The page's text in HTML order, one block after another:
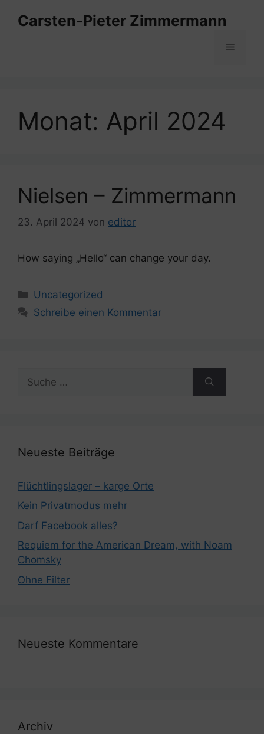
InhaltCarsten-Pieter Zimmermann
Menü
Monat: April 2024
Nielsen – Zimmermann
23. April 2024 von editor
How saying „Hello“ can change your day.
Kategorien
Uncategorized
Schreibe einen Kommentar
nach:
Neueste Beiträge
Flüchtlingslager – karge Orte
Kein Privatmodus mehr
Darf Facebook alles?
Requiem for the American Dream, with Noam
Chomsky
Ohne Filter
Neueste Kommentare
Archiv